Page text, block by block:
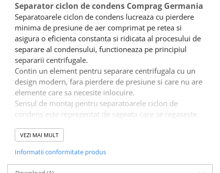
Separator ciclon de condens Comprag Germania
Separatoarele ciclon de condens lucreaza cu pierdere
minima de presiune de aer comprimat pe retea si
asigura o eficienta constanta si ridicata al procesului de
separare al condensului, functioneaza pe principiul
separarii centrifugale.
Contin un element pentru separare centrifugala cu un
design modern, fara pierdere de presiune si care nu are
elemente care sa necesite inlocuire.
Sensul de montaj pentru separatoarele ciclon de
condens este reprezentat de sageata care se regaseste
Pentru eficienta maxima se recomanda sa fie
Capacitate:1,2 - 36,0 m³/min
Presiune maxima de lucru:
VEZI MAI MULT
Informatii conformitate produs